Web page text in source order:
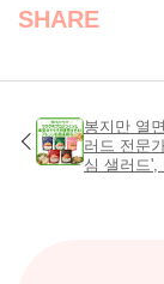
SHARE
봉지만 열
러드 전문
심 샐러드',